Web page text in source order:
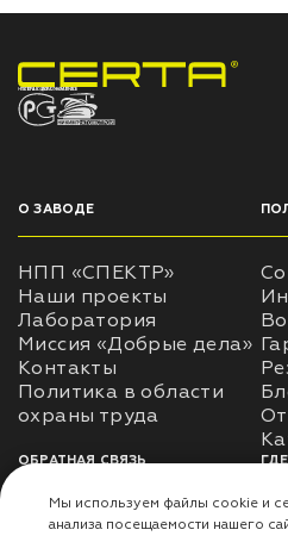
НПП «СПЕКТР» ЗАВОД ЛАКОКРАСОЧНЫХ МАТЕРИАЛОВ
О ЗАВОДЕ
НПП «СПЕКТР»
Наши проекты
Лаборатория
Миссия «Добрые дела»
Контакты
Политика в области
ОБРАТНАЯ СВЯЗЬ
Использование